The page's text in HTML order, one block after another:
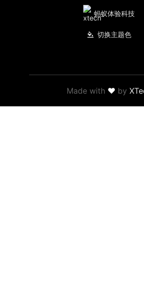
蚂蚁体验科技
切换主题色
Made with ❤ by